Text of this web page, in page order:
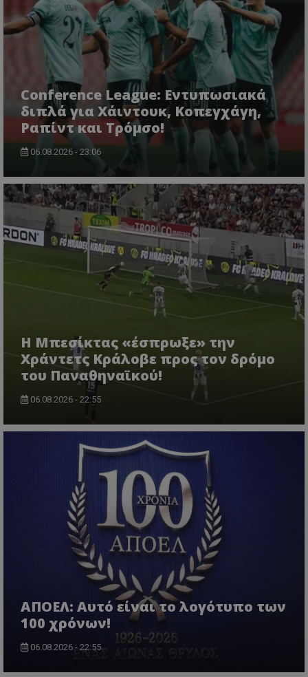
Conference League: Εντυπωσιακά
διπλά για Χάιντουκ, Κοπεγχάγη,
Ραπίντ και Τρόμσο!
06.08.2026 - 23:06
Η Μπεσίκτας «έσπρωξε» την
Χράντετς Κράλοβε προς τον δρόμο
του Παναθηναϊκού!
06.08.2026 - 22:55
ΑΠΟΕΛ: Αυτό είναι το λογότυπο των
100 χρόνων!
06.08.2026 - 22:55